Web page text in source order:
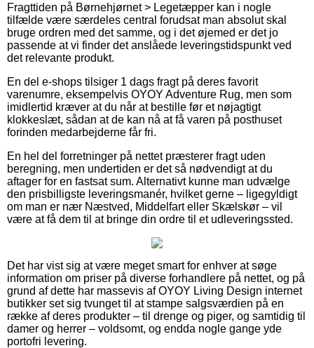
Fragttiden på Børnehjørnet > Legetæpper kan i nogle
tilfælde være særdeles central forudsat man absolut skal
bruge ordren med det samme, og i det øjemed er det jo
passende at vi finder det anslåede leveringstidspunkt ved
det relevante produkt.
En del e-shops tilsiger 1 dags fragt på deres favorit
varenumre, eksempelvis OYOY Adventure Rug, men som
imidlertid kræver at du når at bestille før et nøjagtigt
klokkeslæt, sådan at de kan nå at få varen på posthuset
forinden medarbejderne får fri.
En hel del forretninger på nettet præsterer fragt uden
beregning, men undertiden er det så nødvendigt at du
aftager for en fastsat sum. Alternativt kunne man udvælge
den prisbilligste leveringsmanér, hvilket gerne – ligegyldigt
om man er nær Næstved, Middelfart eller Skælskør – vil
være at få dem til at bringe din ordre til et udleveringssted.
Det har vist sig at være meget smart for enhver at søge
information om priser på diverse forhandlere på nettet, og på
grund af dette har massevis af OYOY Living Design internet
butikker set sig tvunget til at stampe salgsværdien på en
række af deres produkter – til drenge og piger, og samtidig til
damer og herrer – voldsomt, og endda nogle gange yde
portofri levering.